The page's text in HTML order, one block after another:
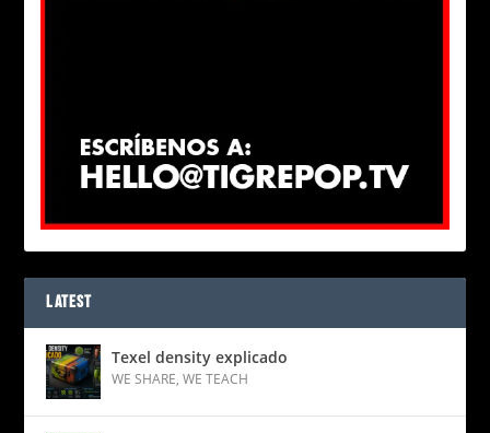
LATEST
Texel density explicado
WE SHARE,WE TEACH